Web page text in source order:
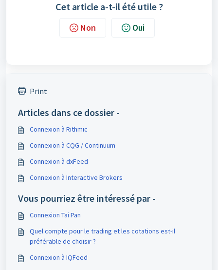
Cet article a-t-il été utile ?
Non Oui
Print
Articles dans ce dossier -
Connexion à Rithmic
Connexion à CQG / Continuum
Connexion à dxFeed
Connexion à Interactive Brokers
Vous pourriez être intéressé par -
Connexion Tai Pan
Quel compte pour le trading et les cotations est-il
préférable de choisir ?
Connexion à IQFeed